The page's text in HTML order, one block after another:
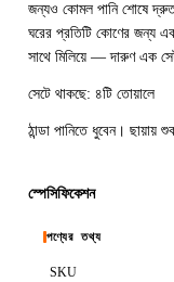
জন্যও কোমল পানি শোষে
ঘরের প্রতিটি কোণের জন্য
সাথে মিলিয়ে — দারুণ এক
সেটে থাকছে: ৪টি তোয়ালে
ঠান্ডা পানিতে ধুবেন। ছায়ায়
স্পেসিফিকেশন
পণ্যের তথ্য
SKU